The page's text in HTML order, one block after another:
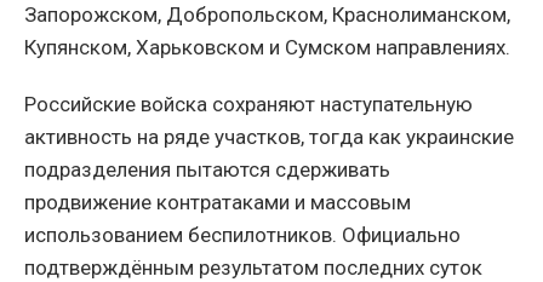
Запорожском, Добропольском, Краснолиманском,
Купянском, Харьковском и Сумском направлениях.
Российские войска сохраняют наступательную
активность на ряде участков, тогда как украинские
подразделения пытаются сдерживать
продвижение контратаками и массовым
использованием беспилотников. Официально
подтверждённым результатом последних суток